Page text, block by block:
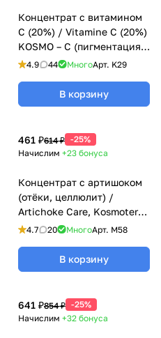
Концентрат с витамином
С (20%) / Vitamine C (20%)
KOSMO – C (пигментация,
купероз, лифтинг) для
(Космотерос), 6 мл
4.9 44 МногоАрт. K29
В корзину
461 ₽614 ₽ -25%
Начислим +23 бонуса
Концентрат с артишоком
(отёки, целлюлит) /
Artichoke Care, Kosmoteros
(Космотерос), 6 мл
4.7 20 МногоАрт. M58
В корзину
641 ₽854 ₽ -25%
Начислим +32 бонуса